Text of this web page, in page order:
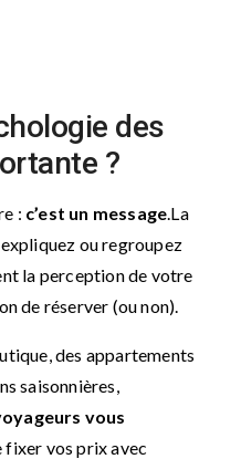
des
?
: c’est un message.La
ou regroupez
la perception de votre
de réserver (ou non).
des appartements
saisonnières,
vous
fixer vos prix avec